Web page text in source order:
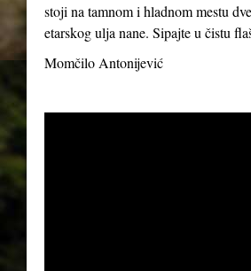
stoji na tamnom i hladnom mestu
etarskog ulja nane. Sipajte u čistu
Momčilo Antonijević